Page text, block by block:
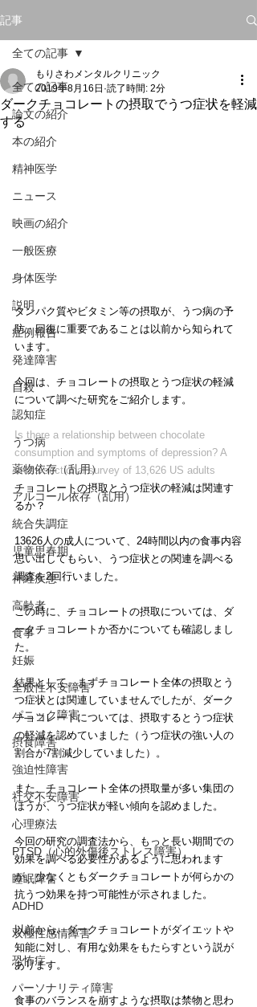
記事
全ての記事
論文の紹介
本の紹介
精神医学
ニュース
映画の紹介
一般医療
身体医学
説明
症例報告
発達障害
自殺
認知症
うつ病
薬物依存（乱用）
アルコール依存（乱用）
統合失調症
児童思春期
神経疾患
高齢者
食事
妊娠
全般性不安障害
パニック障害
摂食障害
強迫性障害
社交不安障害
心理療法
PTSD（心的外傷後ストレス障害）
睡眠障害
ADHD
双極性感情障害
恐怖症
パーソナリティ障害
全ての記事
ダークチョコレートの摂取でうつ症状を軽減
する
もりさわメンタルクリニック
2019年8月16日 読了時間: 2分
タンパク質やビタミン等の摂取が、うつ病の予
防・回復に重要であることは以前から知られて
います。
今回は、チョコレートの摂取とうつ症状の軽減
について調べた研究をご紹介します。
Is there a relationship between chocolate
consumption and symptoms of depression? A
cross‐sectional survey of 13,626 US adults
チョコレートの摂取とうつ症状の軽減は関連す
るか？
13626人の成人について、24時間以内の食事内容
思い出してもらい、うつ症状との関連を調べる
調査を2回行いました。
この時に、チョコレートの摂取については、ダ
ークチョコレートか否かについても確認しまし
た。
結果として、まずチョコレート全体の摂取とう
つ症状とは関連していませんでしたが、ダーク
チョコレートについては、摂取するとうつ症状
の軽減を認めていました（うつ症状の強い人の
割合が7割減少していました）。
また、チョコレート全体の摂取量が多い集団の
ほうが、うつ症状が軽い傾向を認めました。
今回の研究の調査法から、もっと長い期間での
効果を調べる必要性があるように思われます
が、少なくともダークチョコレートが何らかの
抗うつ効果を持つ可能性が示されました。
以前から、ダークチョコレートがダイエットや
知能に対し、有用な効果をもたらすという説が
あります。
食事のバランスを崩すような摂取は禁物と思わ